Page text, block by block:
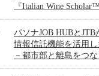
『Italian Wine
パソナJOB HUBとJTB
情報信託機能を活用
－都市部と離島をつ